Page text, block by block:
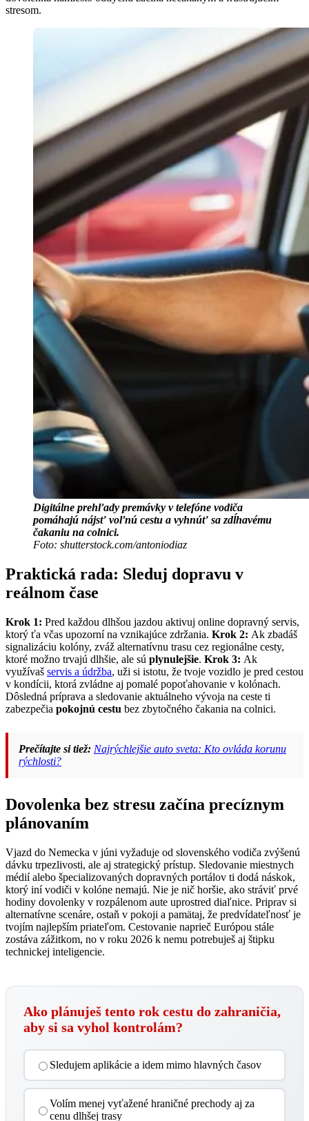
stresom.
Digitálne prehľady premávky v telefóne vodiča
pomáhajú nájsť voľnú cestu a vyhnúť sa zdĺhavému
čakaniu na colnici.
Foto: shutterstock.com/antoniodiaz
Praktická rada: Sleduj dopravu v
reálnom čase
Krok 1: Pred každou dlhšou jazdou aktivuj online dopravný servis,
ktorý ťa včas upozorní na vznikajúce zdržania. Krok 2: Ak zbadáš
signalizáciu kolóny, zváž alternatívnu trasu cez regionálne cesty,
ktoré možno trvajú dlhšie, ale sú plynulejšie. Krok 3: Ak
využívaš servis a údržba, uži si istotu, že tvoje vozidlo je pred cestou
v kondícii, ktorá zvládne aj pomalé popoťahovanie v kolónach.
Dôsledná príprava a sledovanie aktuálneho vývoja na ceste ti
zabezpečia pokojnú cestu bez zbytočného čakania na colnici.
Prečítajte si tiež: Najrýchlejšie auto sveta: Kto ovláda korunu
rýchlosti?
Dovolenka bez stresu začína precíznym
plánovaním
Vjazd do Nemecka v júni vyžaduje od slovenského vodiča zvýšenú
dávku trpezlivosti, ale aj strategický prístup. Sledovanie miestnych
médií alebo špecializovaných dopravných portálov ti dodá náskok,
ktorý iní vodiči v kolóne nemajú. Nie je nič horšie, ako stráviť prvé
hodiny dovolenky v rozpálenom aute uprostred diaľnice. Priprav si
alternatívne scenáre, ostaň v pokoji a pamätaj, že predvídateľnosť je
tvojím najlepším priateľom. Cestovanie naprieč Európou stále
zostáva zážitkom, no v roku 2026 k nemu potrebuješ aj štipku
technickej inteligencie.
Ako plánuješ tento rok cestu do zahraničia,
aby si sa vyhol kontrolám?
Sledujem aplikácie a idem mimo hlavných časov
Volím menej vyťažené hraničné prechody aj za
cenu dlhšej trasy